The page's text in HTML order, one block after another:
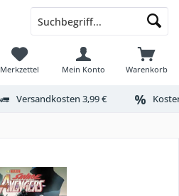
Warenkorb
Merkzettel Mein Konto
Versandkosten 3,99 €